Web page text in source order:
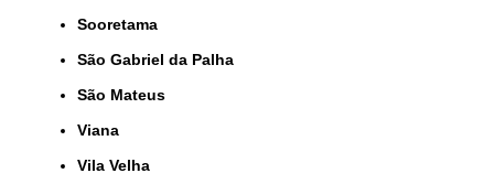
Sooretama
São Gabriel da Palha
São Mateus
Viana
Vila Velha